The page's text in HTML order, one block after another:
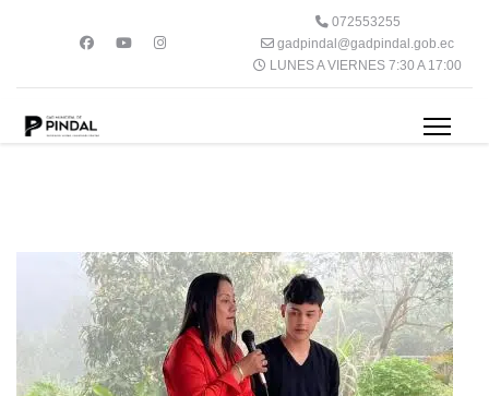
072553255
gadpindal@gadpindal.gob.ec
LUNES A VIERNES 7:30 A 17:00